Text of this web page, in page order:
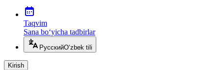
Taqvim
Sana bo‘yicha tadbirlar
РусскийO‘zbek tili
Kirish